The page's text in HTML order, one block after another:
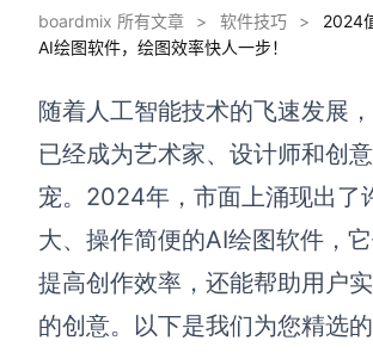
博思白板离线版
博思设计
一体化产品设计工具
AI生成PPT，支持在线编辑
资源与下载
boardmix 所有文章 > 软件技巧 >
2024
AI绘图软件，绘图效率快人一步！
随着人工智能技术的飞速发展，
已经成为艺术家、设计师和创
宠。2024年，市面上涌现出了
大、操作简便的AI绘图软件，
提高创作效率，还能帮助用户
的创意。以下是我们为您精选